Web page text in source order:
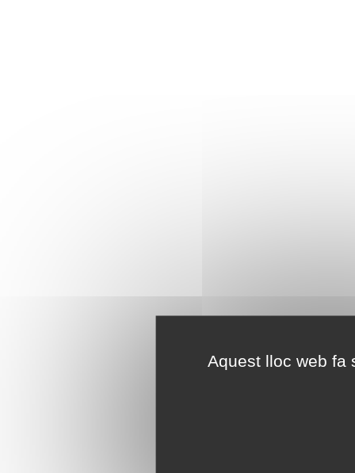
Aquest lloc web fa